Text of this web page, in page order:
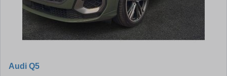
Audi Q5